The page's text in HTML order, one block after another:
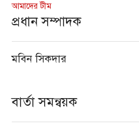
আমাদের টীম
প্রধান সম্পাদক
মবিন সিকদার
বার্তা সমন্বয়ক